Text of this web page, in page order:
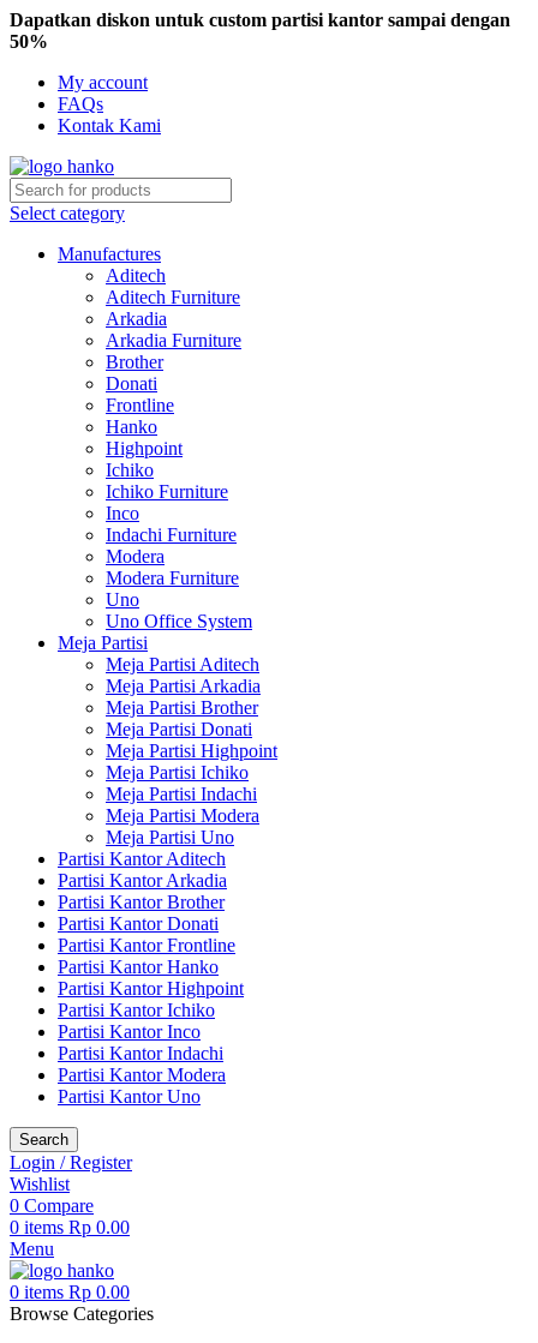
Dapatkan diskon untuk custom partisi kantor sampai dengan
50%
My account
FAQs
Kontak Kami
Select category
Manufactures
Aditech
Aditech Furniture
Arkadia
Arkadia Furniture
Brother
Donati
Frontline
Hanko
Highpoint
Ichiko
Ichiko Furniture
Inco
Indachi Furniture
Modera
Modera Furniture
Uno
Uno Office System
Meja Partisi
Meja Partisi Aditech
Meja Partisi Arkadia
Meja Partisi Brother
Meja Partisi Donati
Meja Partisi Highpoint
Meja Partisi Ichiko
Meja Partisi Indachi
Meja Partisi Modera
Meja Partisi Uno
Partisi Kantor Aditech
Partisi Kantor Arkadia
Partisi Kantor Brother
Partisi Kantor Donati
Partisi Kantor Frontline
Partisi Kantor Hanko
Partisi Kantor Highpoint
Partisi Kantor Ichiko
Partisi Kantor Inco
Partisi Kantor Indachi
Partisi Kantor Modera
Partisi Kantor Uno
Search
Login / Register
Wishlist
0 Compare
0 items Rp 0.00
Menu
0 items Rp 0.00
Browse Categories